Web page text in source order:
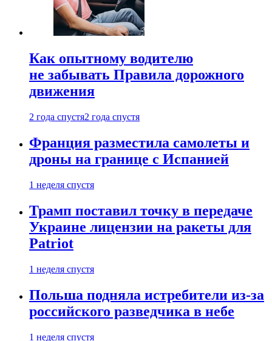
Как опытному водителю
не забывать Правила дорожного
движения
2 года спустя2 года спустя
Франция разместила самолеты и
дроны на границе с Испанией
1 неделя спустя
Трамп поставил точку в передаче
Украине лицензии на ракеты для
Patriot
1 неделя спустя
Польша подняла истребители из-за
российского разведчика в небе
1 неделя спустя